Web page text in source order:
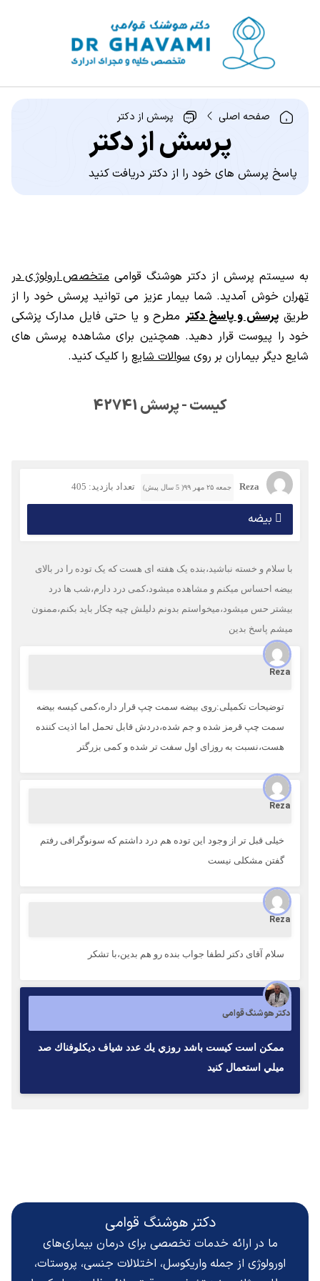
صفحه اصلی پرسش از دکتر
پرسش از دکتر
پاسخ پرسش های خود را از دکتر دریافت کنید
به سیستم پرسش از دکتر هوشنگ قوامی متخصص ارولوژی در
تهران خوش آمدید. شما بیمار عزیز می توانید پرسش خود را از
طریق پرسش و پاسخ دکتر مطرح و یا حتی فایل مدارک پزشکی
خود را پیوست قرار دهید. همچنین برای مشاهده پرسش های
شایع دیگر بیماران بر روی سوالات شایع را کلیک کنید.
کیست - پرسش 42741
Reza جمعه ۲۵ مهر ۹۹( 5 سال پیش) تعداد بازدید: 405
بیضه
با سلام و خسته نباشید،بنده یک هفته ای هست که یک توده را در بالای
بیضه احساس میکنم و مشاهده میشود،کمی درد دارم،شب ها درد
بیشتر حس میشود،میخواستم بدونم دلیلش چیه چکار باید بکنم،ممنون
میشم پاسخ بدین
Reza
توضیحات تکمیلی:روی بیضه سمت چپ قرار داره،کمی کیسه بیضه
سمت چپ قرمز شده و جم شده،دردش قابل تحمل اما اذیت کننده
هست،نسبت به روزای اول سفت تر شده و کمی بزرگتر
Reza
خیلی قبل تر از وجود این توده هم درد داشتم که سونوگرافی رفتم
گفتن مشکلی نیست
Reza
سلام آقای دکتر لطفا جواب بنده رو هم بدین،با تشکر
دکتر هوشنگ قوامی
ممكن است كيست باشد روزي يك عدد شياف ديكلوفناك صد
ميلي استعمال كنيد
دکتر هوشنگ قوامی
ما در ارائه خدمات تخصصی برای درمان بیماری‌های
اورولوژی از جمله واریکوسل، اختلالات جنسی، پروستات،